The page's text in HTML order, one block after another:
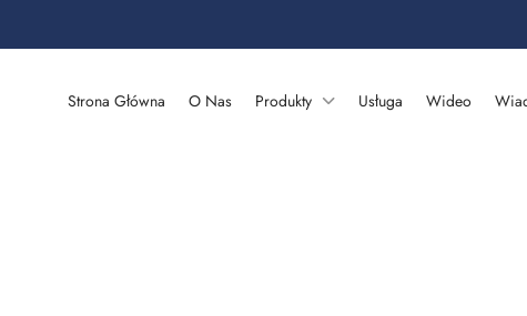
Strona Główna O Nas Produkty Usługa Wideo